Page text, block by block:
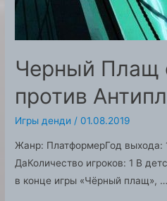
Черный Плащ
против
Игры денди /01.08.2019
Жанр: ПлатформерГод выхода:
ДаКоличество игроков: 1 В
в конце игры «Чёрный плащ», …